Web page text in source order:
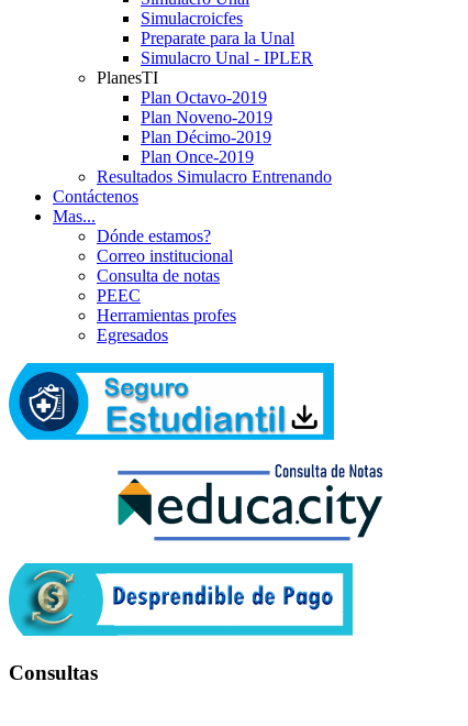
Simulacroicfes
Preparate para la Unal
Simulacro Unal - IPLER
PlanesTI
Plan Octavo-2019
Plan Noveno-2019
Plan Décimo-2019
Plan Once-2019
Resultados Simulacro Entrenando
Contáctenos
Mas...
Dónde estamos?
Correo institucional
Consulta de notas
PEEC
Herramientas profes
Egresados
Consultas